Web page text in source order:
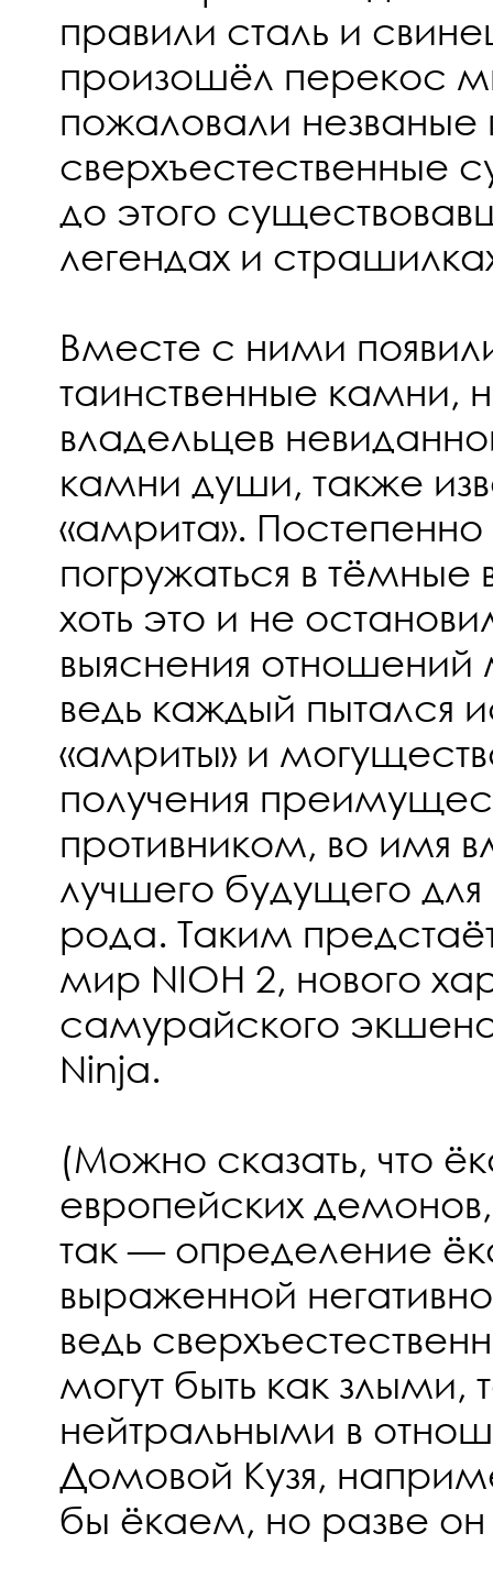
правили сталь и
произошёл перекос
пожаловали незваные
сверхъестественные
до этого
легендах и
Вместе с ними
таинственные
владельцев
камни души, также
«амрита».
погружаться в
хоть это и не
выяснения
ведь каждый пытался
«амриты» и
получения
противником, во имя
лучшего будущего для
рода. Таким
мир NIOH 2, нового
самурайского
Ninja.
(Можно сказать, что
европейских
так — определение
выраженной
ведь
могут быть как
нейтральными в
Домовой Кузя,
бы ёкаем, но разве